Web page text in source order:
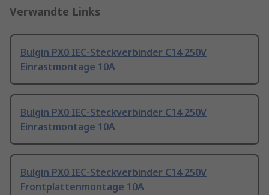
Verwandte Links
Bulgin PX0 IEC-Steckverbinder C14 250V
Einrastmontage 10A
Bulgin PX0 IEC-Steckverbinder C14 250V
Einrastmontage 10A
Bulgin PX0 IEC-Steckverbinder C14 250V
Frontplattenmontage 10A